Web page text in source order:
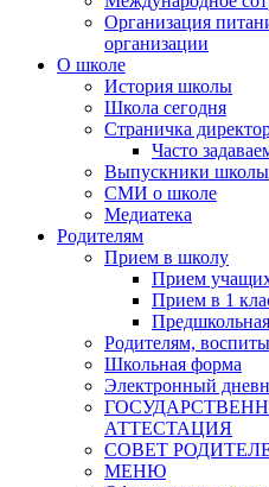
Организация
организации
О школе
История школы
Школа сегодня
Страничка
Часто
Выпускники школы
СМИ о школе
Медиатека
Родителям
Прием в школу
Прием
Прием в 1
Родителям,
Школьная форма
Электронный
АТТЕСТАЦИЯ
СОВЕТ
МЕНЮ